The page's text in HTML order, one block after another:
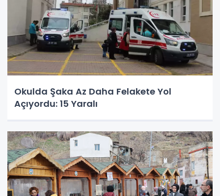
Okulda Şaka Az Daha Felakete Yol
Açıyordu: 15 Yaralı